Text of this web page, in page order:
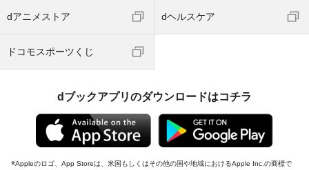
dアニメストア dヘルスケア
ドコモスポーツくじ
dブックアプリのダウンロードはコチラ
Appleのロゴ、App Storeは、米国もしくはその他の国や地域におけるApple Inc.の商標で